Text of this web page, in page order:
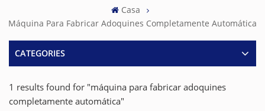
Casa
Máquina Para Fabricar Adoquines Completamente Automática
CATEGORIES
1 results found for "máquina para fabricar adoquines
completamente automática"